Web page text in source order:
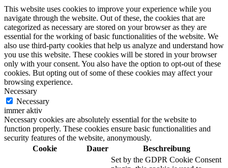
This website uses cookies to improve your experience while you
navigate through the website. Out of these, the cookies that are
categorized as necessary are stored on your browser as they are
essential for the working of basic functionalities of the website. We
also use third-party cookies that help us analyze and understand how
you use this website. These cookies will be stored in your browser
only with your consent. You also have the option to opt-out of these
cookies. But opting out of some of these cookies may affect your
browsing experience.
Necessary
Necessary
immer aktiv
Necessary cookies are absolutely essential for the website to
function properly. These cookies ensure basic functionalities and
security features of the website, anonymously.
Cookie
Dauer Beschreibung
Set by the GDPR Cookie Consent